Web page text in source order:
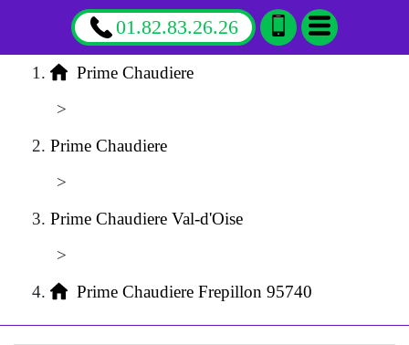
01.82.83.26.26
Prime Chaudiere
>
Prime Chaudiere
>
Prime Chaudiere Val-d'Oise
>
Prime Chaudiere Frepillon 95740